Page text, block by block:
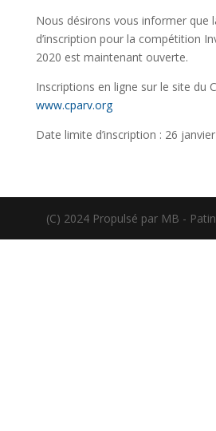
Nous désirons vous informer que
d’inscription pour la compétition
2020 est maintenant ouverte.
Inscriptions en ligne sur le site du
www.cparv.org
Date limite d’inscription : 26
(C) 2024 Propulsé par MB -